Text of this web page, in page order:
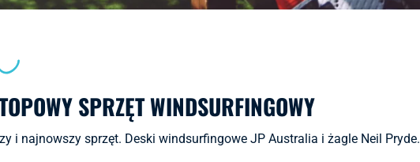
SPRZĘT WINDSURFINGOWY
i najnowszy sprzęt. Deski windsurfingowe JP Australia i żagle Neil Pryde.